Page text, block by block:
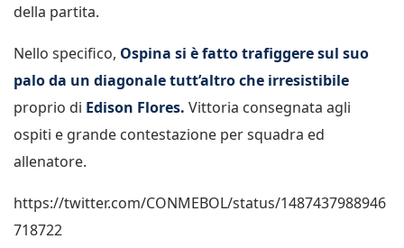
della partita.
Nello specifico, Ospina si è fatto trafiggere sul suo
palo da un diagonale tutt’altro che irresistibile
proprio di Edison Flores. Vittoria consegnata agli
ospiti e grande contestazione per squadra ed
allenatore.
https://twitter.com/CONMEBOL/status/1487437988946
718722